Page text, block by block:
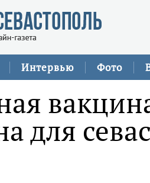
Интервью Фото
для